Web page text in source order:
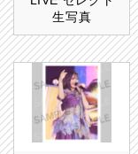
生写真